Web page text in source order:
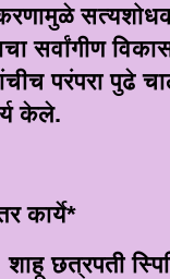
सर्वांगीण
परंपरा पुढे
केले.
कार्ये*
स्पिनिंग